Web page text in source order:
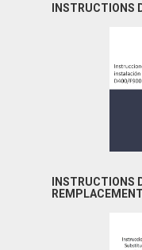
INSTRUCTIONS
INSTRUCTIONS
REMPLACEMENT